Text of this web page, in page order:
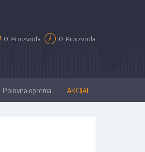
0 Proizvoda 0 Proizvoda
Polovna oprema AKCIJA!